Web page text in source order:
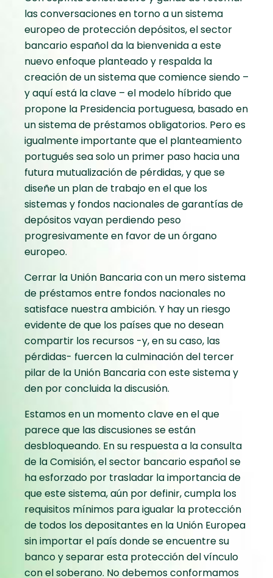
las conversaciones en torno a un sistema
europeo de protección depósitos, el sector
bancario español da la bienvenida a este
nuevo enfoque planteado y respalda la
creación de un sistema que comience siendo –
y aquí está la clave – el modelo híbrido que
propone la Presidencia portuguesa, basado en
un sistema de préstamos obligatorios. Pero es
igualmente importante que el planteamiento
portugués sea solo un primer paso hacia una
futura mutualización de pérdidas, y que se
diseñe un plan de trabajo en el que los
sistemas y fondos nacionales de garantías de
depósitos vayan perdiendo peso
progresivamente en favor de un órgano
europeo.
Cerrar la Unión Bancaria con un mero sistema
de préstamos entre fondos nacionales no
satisface nuestra ambición. Y hay un riesgo
evidente de que los países que no desean
compartir los recursos -y, en su caso, las
pérdidas- fuercen la culminación del tercer
pilar de la Unión Bancaria con este sistema y
den por concluida la discusión.
Estamos en un momento clave en el que
parece que las discusiones se están
desbloqueando. En su respuesta a la consulta
de la Comisión, el sector bancario español se
ha esforzado por trasladar la importancia de
que este sistema, aún por definir, cumpla los
requisitos mínimos para igualar la protección
de todos los depositantes en la Unión Europea
sin importar el país donde se encuentre su
banco y separar esta protección del vínculo
con el soberano. No debemos conformamos